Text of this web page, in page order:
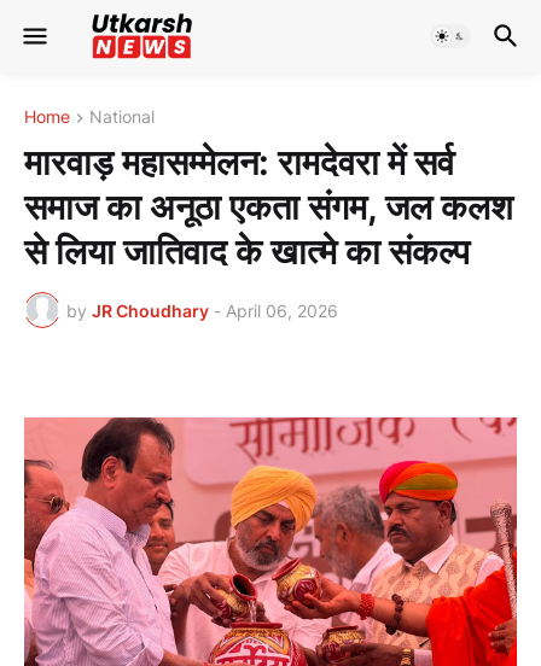
Home National
मारवाड़ महासम्मेलन: रामदेवरा में सर्व
समाज का अनूठा एकता संगम, जल कलश
से लिया जातिवाद के खात्मे का संकल्प
by JR Choudhary - April 06, 2026